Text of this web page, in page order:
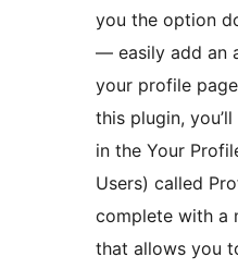
you the option
— easily add an
your profile
this plugin,
in the Your
Users) called
complete with a
that allows you